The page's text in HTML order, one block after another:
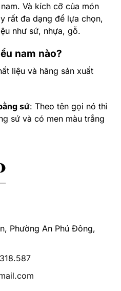
Và kích cỡ của món
rất đa dạng để lựa chọn,
như sứ, nhựa, gỗ.
nam nào?
liệu và hãng sản xuất
sứ: Theo tên gọi nó thì
sứ và có men màu trắng
: Với thành phần chủ yếu từ
màu trang trí được nén
Âu giúp sản phẩm
màu sắc và kích thước.
Đông Phát có cách hãng:
Vách tiểu nam Inax,
Phường An Phú Đông,